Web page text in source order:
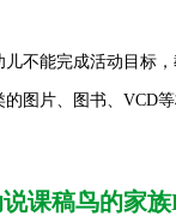
能完成活动目标，
图片、图书、VCD
课稿鸟的家